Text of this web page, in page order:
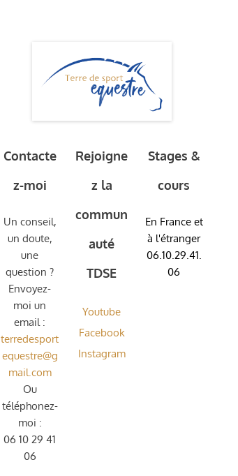
Contacte
z-moi
Un conseil,
un doute,
une
question ?
Envoyez-
moi un
email :
terredesport
equestre@g
mail.com
Ou
téléphonez-
moi :
06 10 29 41
06
Rejoigne
z la
commun
auté
TDSE
Youtube
Facebook
Instagram
Stages &
cours
En France et
à l'étranger
06.10.29.41.
06